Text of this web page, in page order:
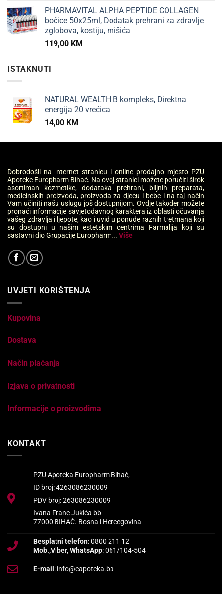
PHARMAVITAL ALPHA PEPTIDE COLLAGEN
bočice 50x25ml, Dodatak prehrani za zdravlje
zglobova, kostiju, mišića
119,00 KM
ISTAKNUTI
NATURAL WEALTH B kompleks, Direktna
energija 20 vrećica
14,00 KM
Dobrodošli na internet stranicu i online prodajno mjesto PZU
Apoteke Europharm Bihać. Na ovoj stranici možete poručiti širok
asortiman kozmetike, dodataka prehrani, biljnih preparata,
medicinskih proizvoda, proizvoda za djecu i bebe i na taj način
Vam učiniti našu uslugu još dostupnijom. Ovdje također možete
pronaći informacije savjetodavnog karaktera iz oblasti očuvanja
vašeg zdravlja i ljepote, kao i uvid u ponude raznih tretmana koji
su dostupni u našim estetskim centrima Farmalija koji su
sastavni dio Grupacije Europharm... Više
UVJETI KORIŠTENJA
Kupovina
Dostava
Način plaćanja
Izjava o privatnosti
Informacije o proizvodima
KONTAKT
PZU Apoteka Europharm Bihać,
ID broj: 4263086230009
PDV broj: 263086230009
Ivana Frane Jukića bb
77000 BIHAĆ. Bosna i Hercegovina
Besplatni telefon: 0800 211 12
Mob.,Viber, WhatsApp: 061/104-504
E-mail : info@eapoteka.ba